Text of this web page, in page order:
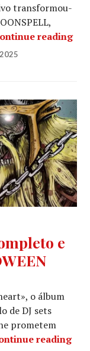
transformou-
reading
e
o álbum
de DJ sets
prometem
reading